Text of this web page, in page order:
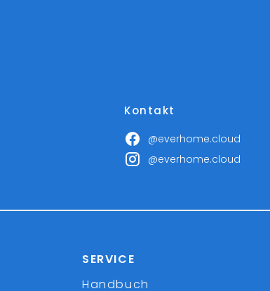
Kontakt
@everhome.cloud
@everhome.cloud
SERVICE
Handbuch